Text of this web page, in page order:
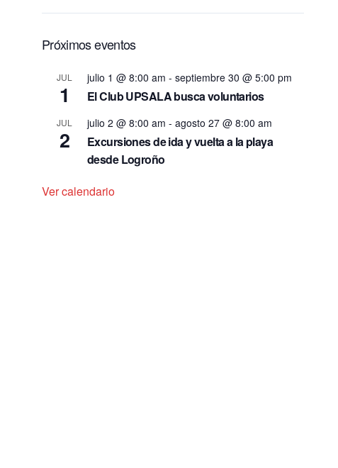
Próximos eventos
JUL
1
julio 1 @ 8:00 am - septiembre 30 @ 5:00 pm
El Club UPSALA busca voluntarios
JUL
2
julio 2 @ 8:00 am - agosto 27 @ 8:00 am
Excursiones de ida y vuelta a la playa
desde Logroño
Ver calendario